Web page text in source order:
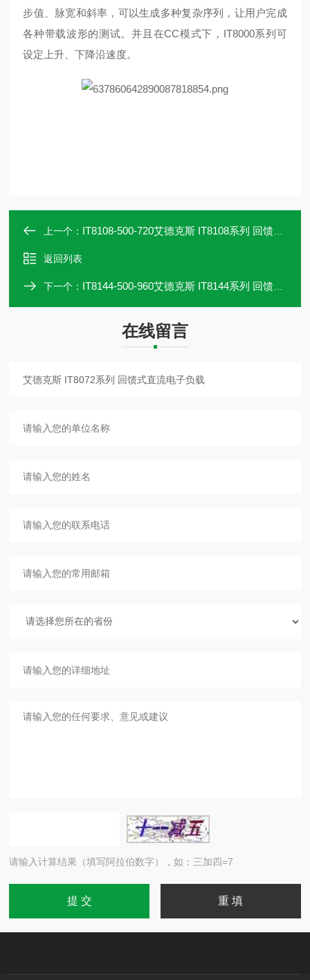
步值、脉宽和斜率，可以生成多种复杂序列，让用户完成
各种带载波形的测试。并且在CC模式下，IT8000系列可
设定上升、下降沿速度。
上一个： IT8108-500-720艾德克斯 IT8108系列 回馈式直流电子负载
返回列表
下一个： IT8144-500-960艾德克斯 IT8144系列 回馈式直流电子负载
在线留言
请输入计算结果（填写阿拉伯数字），如：三加四=7